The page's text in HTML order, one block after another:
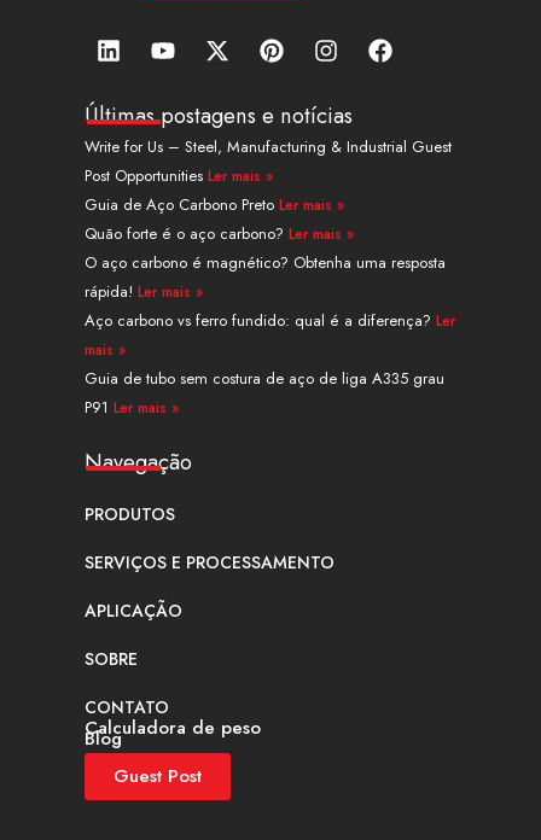
L
i
k
e
d
i
n
Y
o
t
u
b
e
X
-
w
i
t
t
e
r
P
i
t
e
r
e
s
t
I
n
t
a
g
a
m
F
a
b
o
Últimas postagens e notícias
Write for Us – Steel, Manufacturing & Industrial Guest
Post Opportunities Ler mais »
Guia de Aço Carbono Preto Ler mais »
Quão forte é o aço carbono? Ler mais »
O aço carbono é magnético? Obtenha uma resposta
rápida! Ler mais »
Aço carbono vs ferro fundido: qual é a diferença? Ler
mais »
Guia de tubo sem costura de aço de liga A335 grau
P91 Ler mais »
Navegação
PRODUTOS
SERVIÇOS E PROCESSAMENTO
APLICAÇÃO
SOBRE
CONTATO
Calculadora de peso
Blog
Guest Post